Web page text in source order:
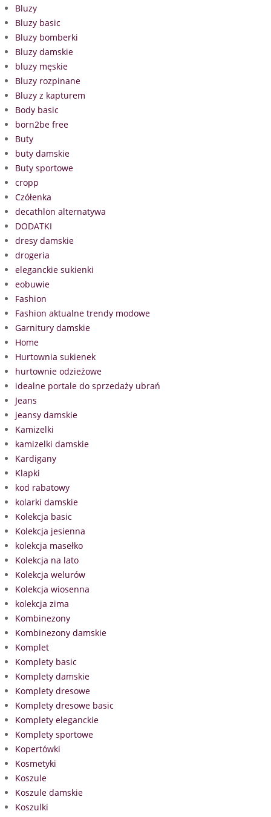
Bluzy
Bluzy basic
Bluzy bomberki
Bluzy damskie
bluzy męskie
Bluzy rozpinane
Bluzy z kapturem
Body basic
born2be free
Buty
buty damskie
Buty sportowe
cropp
Czółenka
decathlon alternatywa
DODATKI
dresy damskie
drogeria
eleganckie sukienki
eobuwie
Fashion
Fashion aktualne trendy modowe
Garnitury damskie
Home
Hurtownia sukienek
hurtownie odzieżowe
idealne portale do sprzedaży ubrań
Jeans
jeansy damskie
Kamizelki
kamizelki damskie
Kardigany
Klapki
kod rabatowy
kolarki damskie
Kolekcja basic
Kolekcja jesienna
kolekcja masełko
Kolekcja na lato
Kolekcja welurów
Kolekcja wiosenna
kolekcja zima
Kombinezony
Kombinezony damskie
Komplet
Komplety basic
Komplety damskie
Komplety dresowe
Komplety dresowe basic
Komplety eleganckie
Komplety sportowe
Kopertówki
Kosmetyki
Koszule
Koszule damskie
Koszulki